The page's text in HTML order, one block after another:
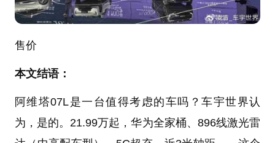
售价
本文结语：
阿维塔07L是一台值得考虑的车吗？车宇世界认
为，是的。21.99万起，华为全家桶、896线激光雷